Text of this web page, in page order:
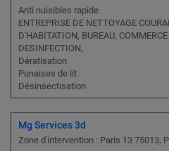
Anti nuisibles rapide
ENTREPRISE DE NETTOYAGE
D'HABITATION, BUREAU,
DESINFECTION,
Dératisation
Punaises de lit
Désinsectisation
Mg Services 3d
Zone d'intervention : Paris 13 75013,